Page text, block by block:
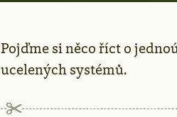
Pojďme si něco říct o
ucelených systémů.